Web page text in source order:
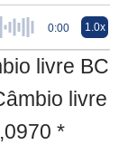
0:00 1.0x
livre BC
livre
*